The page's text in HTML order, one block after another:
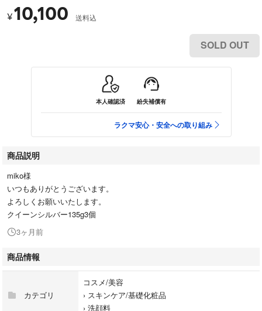
¥10,100 送料込
SOLD OUT
本人確認済 紛失補償有
ラクマ安心・安全への取り組み
商品説明
miko様
いつもありがとうございます。
よろしくお願いいたします。
クイーンシルバー135g3個
3ヶ月前
商品情報
カテゴリ
コスメ/美容
› スキンケア/基礎化粧品
› 洗顔料